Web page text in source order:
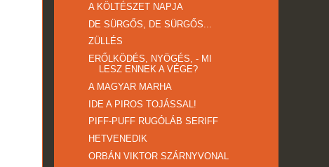
A KÖLTÉSZET NAPJA
DE SÜRGŐS, DE SÜRGŐS...
ZÜLLÉS
ERŐLKÖDÉS, NYÖGÉS, - MI
LESZ ENNEK A VÉGE?
A MAGYAR MARHA
IDE A PIROS TOJÁSSAL!
PIFF-PUFF RUGÓLÁB SERIFF
HETVENEDIK
ORBÁN VIKTOR SZÁRNYVONAL